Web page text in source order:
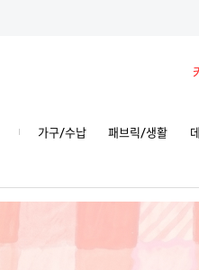
가구/수납 패브릭/생활